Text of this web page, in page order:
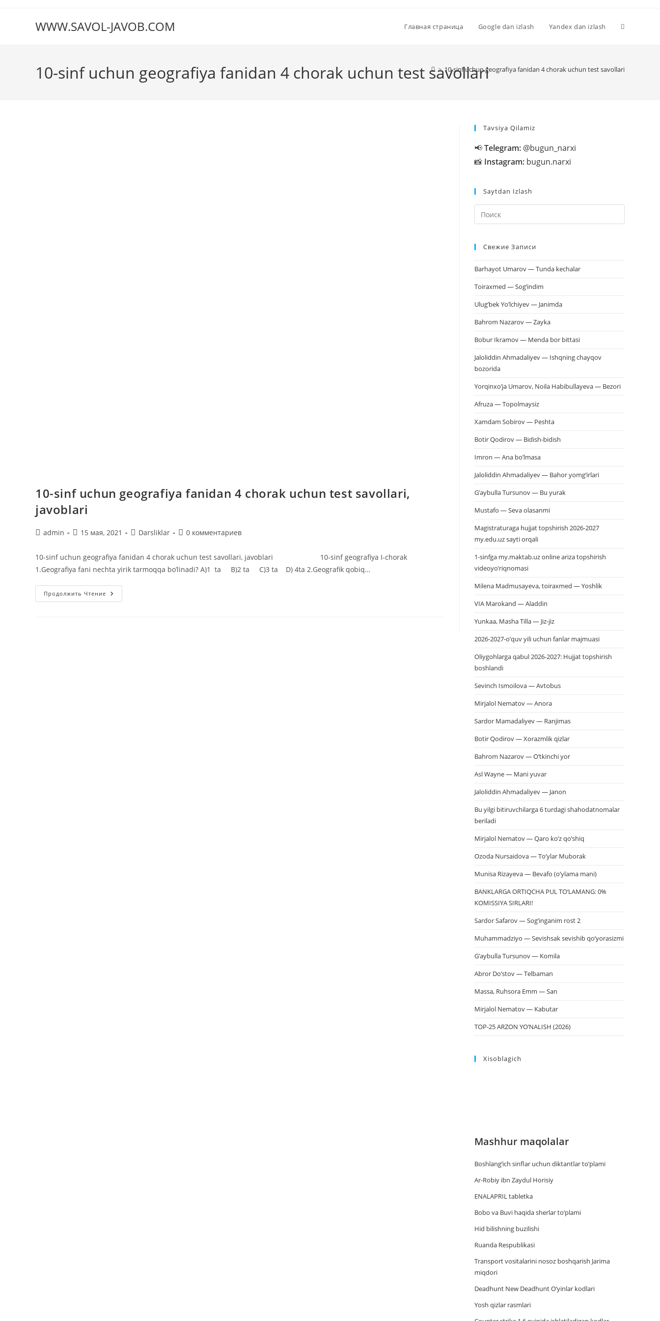
содержимомуWWW.SAVOL-JAVOB.COM Главная страница Google dan izlash Yandex dan izlash
10-sinf uchun geografiya fanidan 4 chorak uchun test savollari
> 10-sinf uchun geografiya fanidan 4 chorak uchun test savollari
10-sinf uchun geografiya fanidan 4 chorak uchun test savollari,
javoblari
Автор
admin
Запись
15 мая, 2021
Рубрика
Darsliklar
Комментарии
записи:
0 комментариев
10-sinf uchun geografiya fanidan 4 chorak uchun test savollari, javoblari 10-sinf geografiya I-chorak
1.Geografiya fani nechta yirik tarmoqqa bo’linadi? A)1 ta B)2 ta C)3 ta D) 4ta 2.Geografik qobiq…
Продолжить Чтение 10-
Sinf
Tavsiya Qilamiz
📢Telegram: @bugun_narxi
📸 Instagram: bugun.narxi
Saytdan Izlash
клавишу
Свежие Записи
Barhayot Umarov — Tunda kechalar
Toiraxmed — Sog’indim
Ulug’bek Yo’lchiyev — Janimda
Bahrom Nazarov — Zayka
Bobur Ikramov — Menda bor bittasi
Jaloliddin Ahmadaliyev — Ishqning chayqov
bozorida
Yorqinxo’ja Umarov, Noila Habibullayeva — Bezori
Afruza — Topolmaysiz
Xamdam Sobirov — Peshta
Botir Qodirov — Bidish-bidish
Imron — Ana bo’lmasa
Jaloliddin Ahmadaliyev — Bahor yomg’irlari
G’aybulla Tursunov — Bu yurak
Mustafo — Seva olasanmi
Magistraturaga hujjat topshirish 2026-2027
my.edu.uz sayti orqali
1-sinfga my.maktab.uz online ariza topshirish
videoyo’riqnomasi
Milena Madmusayeva, toiraxmed — Yoshlik
VIA Marokand — Aladdin
Yunkaa, Masha Tilla — Jiz-jiz
2026-2027-o’quv yili uchun fanlar majmuasi
Oliygohlarga qabul 2026-2027: Hujjat topshirish
boshlandi
Sevinch Ismoilova — Avtobus
Mirjalol Nematov — Anora
Sardor Mamadaliyev — Ranjimas
Botir Qodirov — Xorazmlik qizlar
Bahrom Nazarov — O’tkinchi yor
Asl Wayne — Mani yuvar
Jaloliddin Ahmadaliyev — Janon
Bu yilgi bitiruvchilarga 6 turdagi shahodatnomalar
beriladi
Mirjalol Nematov — Qaro ko’z qo’shiq
Ozoda Nursaidova — To’ylar Muborak
Munisa Rizayeva — Bevafo (o’ylama mani)
BANKLARGA ORTIQCHA PUL TO‘LAMANG: 0%
KOMISSIYA SIRLARI!
Sardor Safarov — Sog’inganim rost 2
Muhammadziyo — Sevishsak sevishib qo’yorasizmi
G’aybulla Tursunov — Komila
Abror Do’stov — Telbaman
Massa, Ruhsora Emm — San
Mirjalol Nematov — Kabutar
TOP-25 ARZON YO‘NALISH (2026)
Xisoblagich
Mashhur maqolalar
Boshlang’ich sinflar uchun diktantlar to’plami
Ar-Robiy ibn Zaydul Horisiy
ENALAPRIL tabletka
Bobo va Buvi haqida sherlar to‘plami
Hid bilishning buzilishi
Ruanda Respublikasi
Trаnsport vositаlаrini nosoz boshqаrish Jаrimа
miqdori
Deadhunt New Deadhunt O’yinlar kodlari
Yosh qizlar rasmlari